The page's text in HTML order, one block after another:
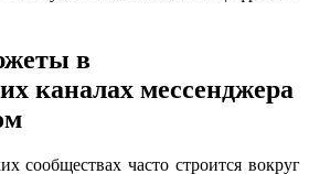
в
каналах мессенджера
сообществах часто строится вокруг